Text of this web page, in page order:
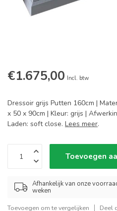
€1.675,00 Incl. btw
Dressoir grijs Putten 160cm |
x 50 x 90cm | Kleur: grijs |
Laden: soft close. Lees meer.
Toevoegen
Afhankelijk van onze
weken
Toevoegen om te vergelijken Deel